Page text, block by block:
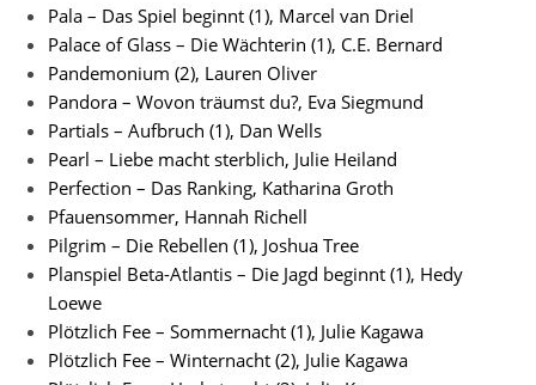
Pala – Das Spiel beginnt (1), Marcel van Driel
Palace of Glass – Die Wächterin (1), C.E. Bernard
Pandemonium (2), Lauren Oliver
Pandora – Wovon träumst du?, Eva Siegmund
Partials – Aufbruch (1), Dan Wells
Pearl – Liebe macht sterblich, Julie Heiland
Perfection – Das Ranking, Katharina Groth
Pfauensommer, Hannah Richell
Pilgrim – Die Rebellen (1), Joshua Tree
Planspiel Beta-Atlantis – Die Jagd beginnt (1), Hedy
Loewe
Plötzlich Fee – Sommernacht (1), Julie Kagawa
Plötzlich Fee – Winternacht (2), Julie Kagawa